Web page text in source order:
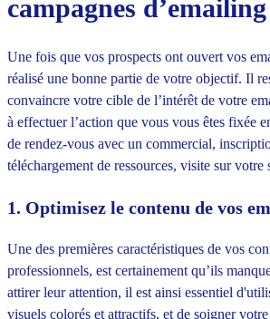
campagnes
Une fois que vos prospects ont ouvert vos
réalisé une bonne partie de votre objectif. Il
convaincre votre cible de l’intérêt de votre
à effectuer l’action que vous vous êtes fixée
de rendez-vous avec un commercial,
téléchargement de ressources, visite sur votre
1. Optimisez le contenu de vos
Une des premières caractéristiques de vos
professionnels, est certainement qu’ils
attirer leur attention, il est ainsi essentiel
visuels colorés et attractifs, et de soigner